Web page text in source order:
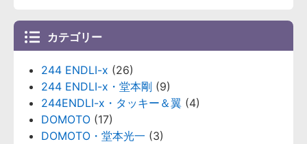
カテゴリー
244 ENDLI-x (26)
244 ENDLI-x・堂本剛 (9)
244ENDLI-x・タッキー＆翼 (4)
DOMOTO (17)
DOMOTO・堂本光一 (3)